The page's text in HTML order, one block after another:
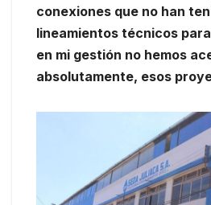
conexiones que no han
lineamientos técnicos
en mi gestión no hemos
absolutamente, esos